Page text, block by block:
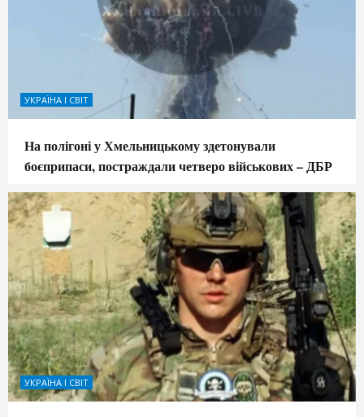
УКРАЇНА І СВІТ
На полігоні у Хмельницькому здетонували
боєприпаси, постраждали четверо військових – ДБР
УКРАЇНА І СВІТ